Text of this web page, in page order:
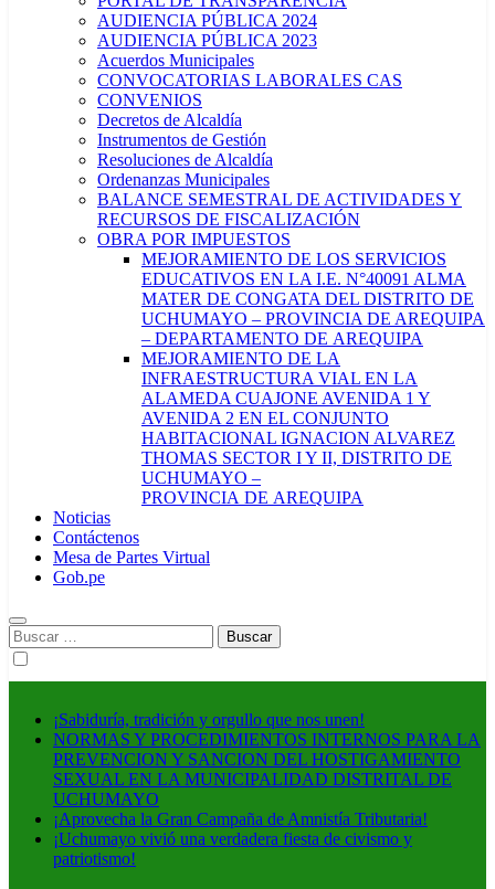
AUDIENCIA PÚBLICA 2024
AUDIENCIA PÚBLICA 2023
Acuerdos Municipales
CONVOCATORIAS LABORALES CAS
CONVENIOS
Decretos de Alcaldía
Instrumentos de Gestión
Resoluciones de Alcaldía
Ordenanzas Municipales
BALANCE SEMESTRAL DE ACTIVIDADES Y
RECURSOS DE FISCALIZACIÓN
OBRA POR IMPUESTOS
MEJORAMIENTO DE LOS SERVICIOS
EDUCATIVOS EN LA I.E. N°40091 ALMA
MATER DE CONGATA DEL DISTRITO DE
UCHUMAYO – PROVINCIA DE AREQUIPA
– DEPARTAMENTO DE AREQUIPA
MEJORAMIENTO DE LA
INFRAESTRUCTURA VIAL EN LA
ALAMEDA CUAJONE AVENIDA 1 Y
AVENIDA 2 EN EL CONJUNTO
HABITACIONAL IGNACION ALVAREZ
THOMAS SECTOR I Y II, DISTRITO DE
UCHUMAYO –
PROVINCIA DE AREQUIPA
Noticias
Contáctenos
Mesa de Partes Virtual
Gob.pe
Buscar:
¡Sabiduría, tradición y orgullo que nos unen!
NORMAS Y PROCEDIMIENTOS INTERNOS PARA LA
PREVENCION Y SANCION DEL HOSTIGAMIENTO
SEXUAL EN LA MUNICIPALIDAD DISTRITAL DE
UCHUMAYO
¡Aprovecha la Gran Campaña de Amnistía Tributaria!
¡Uchumayo vivió una verdadera fiesta de civismo y
patriotismo!